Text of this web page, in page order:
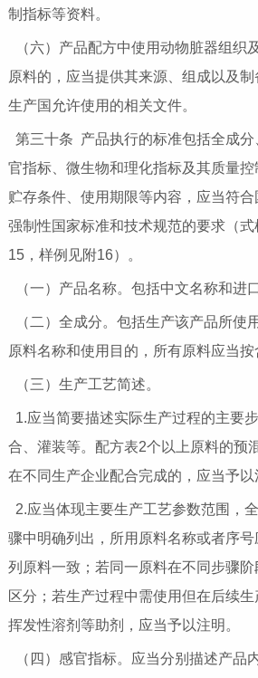
制指标等资料。
（六）产品配方中使用动物脏器组织
原料的，应当提供其来源、组成以及
生产国允许使用的相关文件。
第三十条 产品执行的标准包括全成
官指标、微生物和理化指标及其质量控
贮存条件、使用期限等内容，应当符合
强制性国家标准和技术规范的要求（
15，样例见附16）。
（一）产品名称。包括中文名称和进
（二）全成分。包括生产该产品所使
原料名称和使用目的，所有原料应当按
（三）生产工艺简述。
1.应当简要描述实际生产过程的主要
合、灌装等。配方表2个以上原料的预
在不同生产企业配合完成的，应当予以
2.应当体现主要生产工艺参数范围，
骤中明确列出，所用原料名称或者序
列原料一致；若同一原料在不同步骤
区分；若生产过程中需使用但在后续生
挥发性溶剂等助剂，应当予以注明。
（四）感官指标。应当分别描述产品